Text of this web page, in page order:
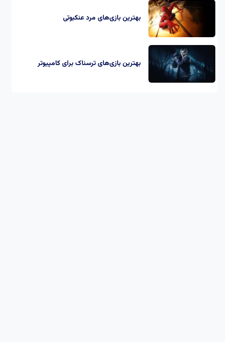
بهترین بازی‌های مرد عنکبوتی
بهترین بازی‌های ترسناک برای کامپیوتر